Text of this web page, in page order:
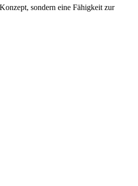
sondern eine Fähigkeit zur